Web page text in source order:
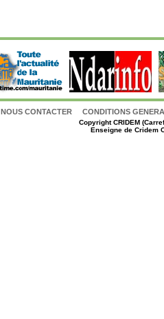
NOUS CONTACTER CONDITIONS
CopyrightCRIDEM
Enseigne de Cridem